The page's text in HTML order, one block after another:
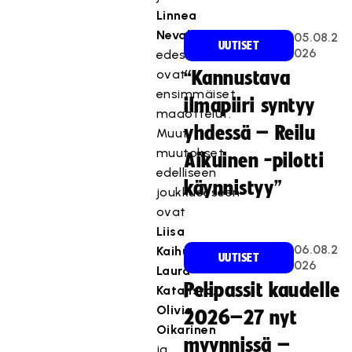
Linnea
Nevalaiselle
edessä
ovat
ensimmäiset
maaottelut.
Muut
muutokset
edelliseen
joukkueeseen
ovat
Liisa
Kaihua
Laura
Katajisto,
Olivia
Oikarinen
UUTISET
05.08.2
026
“Kannustava
ilmapiiri syntyy
yhdessä – Reilu
Aikuinen -pilotti
käynnistyy”
UUTISET
06.08.2
026
Pelipassit kaudelle
2026–27 nyt
myynnissä –